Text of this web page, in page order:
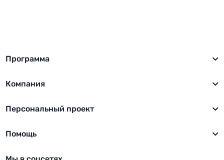
Программа
Компания
Персональный проект
Помощь